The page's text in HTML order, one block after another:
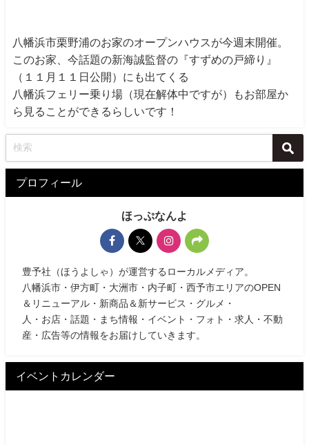
八幡浜市栗野浦のお家のオープンハウスが今週末開催。
このお家、今話題の新海誠監督の『すずめの戸締り』
（１１月１１日公開）にも出てくる
八幡浜フェリー乗り場（現在解体中ですが）もお部屋か
ら見ることができるらしいです！
プロフィール
ほっぷなんよ
豊予社（ほうよしゃ）が運営するローカルメディア。
八幡浜市・伊方町・大洲市・内子町・西予市エリアのOPEN
＆リニューアル・新商品＆新サービス・グルメ・
人・お店・話題・まち情報・イベント・フォト・求人・不動
産・広告等の情報をお届けしていきます。
イベントカレンダー